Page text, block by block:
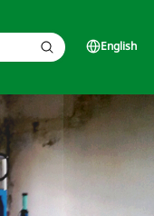
English